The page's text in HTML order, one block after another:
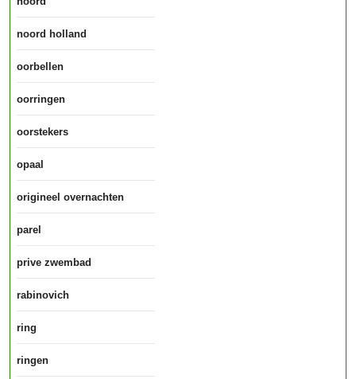
noord holland
oorbellen
oorringen
oorstekers
opaal
origineel overnachten
parel
prive zwembad
rabinovich
ring
ringen